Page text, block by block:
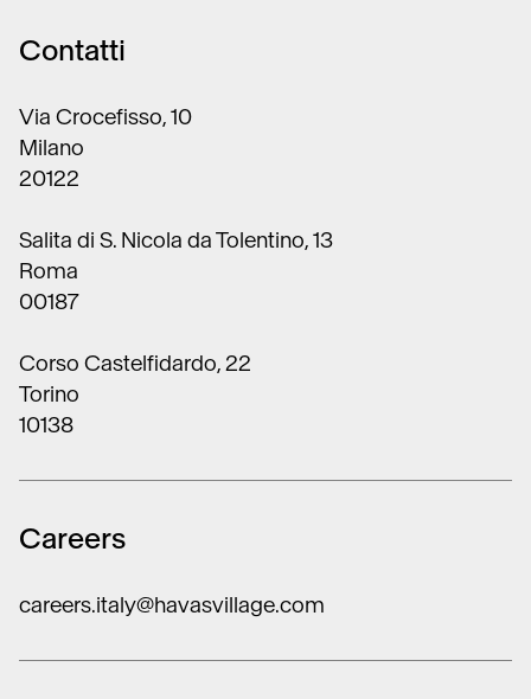
Contatti
Via Crocefisso, 10
Milano
20122
Salita di S. Nicola da Tolentino, 13
Roma
00187
Corso Castelfidardo, 22
Torino
10138
Careers
careers.italy@havasvillage.com